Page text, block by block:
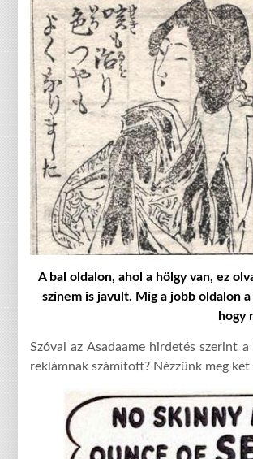
A bal oldalon, ahol a hölgy van, ez
színem is javult. Míg a jobb oldalon
hogy
Szóval az Asadaame hirdetés szerint
reklámnak számított? Nézzünk meg